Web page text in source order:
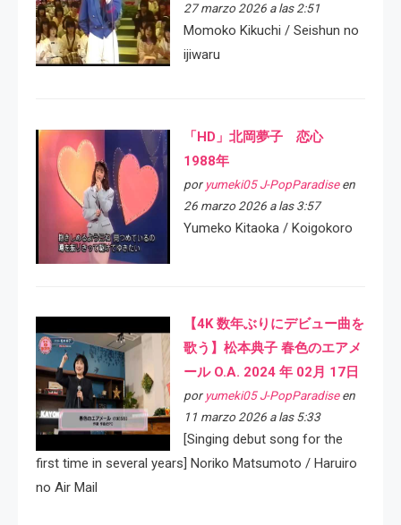
27 marzo 2026 a las 2:51
Momoko Kikuchi / Seishun no
ijiwaru
「HD」北岡夢子 恋心
1988年
por yumeki05 J-PopParadiseen
26 marzo 2026 a las 3:57
Yumeko Kitaoka / Koigokoro
【4K 数年ぶりにデビュー曲を
歌う】松本典子 春色のエアメ
ール O.A. 2024 年 02月 17日
por yumeki05 J-PopParadiseen
11 marzo 2026 a las 5:33
[Singing debut song for the
first time in several years] Noriko Matsumoto / Haruiro
no Air Mail